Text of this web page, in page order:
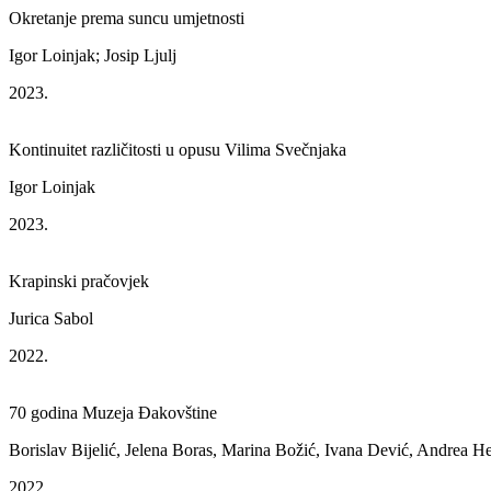
Okretanje prema suncu umjetnosti
Igor Loinjak; Josip Ljulj
2023.
Kontinuitet različitosti u opusu Vilima Svečnjaka
Igor Loinjak
2023.
Krapinski pračovjek
Jurica Sabol
2022.
70 godina Muzeja Đakovštine
Borislav Bijelić, Jelena Boras, Marina Božić, Ivana Dević, Andrea
2022.